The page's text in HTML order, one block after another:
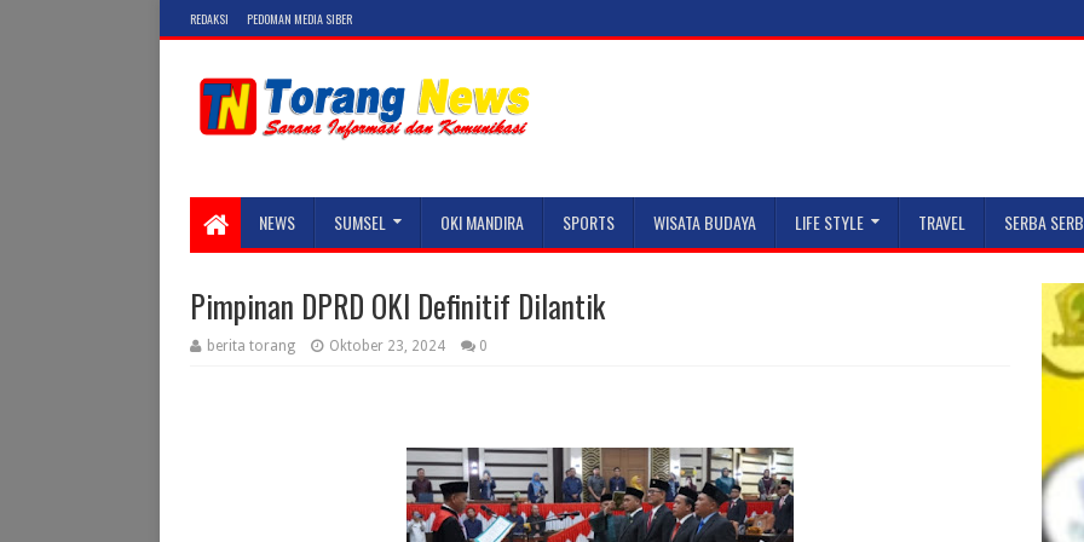
REDAKSI PEDOMAN MEDIA SIBER
NEWS SUMSEL OKI MANDIRA SPORTS WISATA BUDAYA LIFE STYLE TRAVEL SERBA
Pimpinan DPRD OKI Definitif Dilantik
berita torang Oktober 23, 2024 0